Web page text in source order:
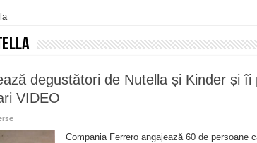
OPRIRE ANUNŢ OPRIRE APĂ în ORAVIȚA – 05.08.2026 –
important – Închidere temporară Podul de Piatră din Herculane
de lavandă, mentă și flori de vară și râsete de copii la Carașova
OPRIRE APĂ în CARANSEBEȘ – 04.08.2026 – avarie –
degustători de Nutella și Kinder și îi
VIDEO
Compania Ferrero angajează 60 de persoane